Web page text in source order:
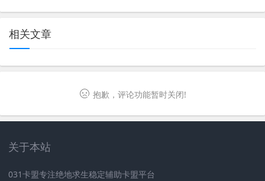
相关文章
抱歉，评论功能暂时关闭!
关于本站
031卡盟专注绝地求生稳定辅助卡盟平台